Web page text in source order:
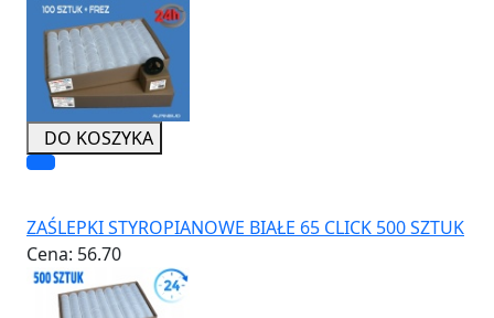
DO KOSZYKA
ZAŚLEPKI STYROPIANOWE BIAŁE 65 CLICK 500 SZTUK
Cena: 56.70